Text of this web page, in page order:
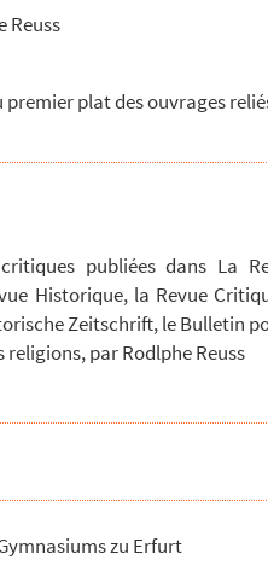
Reuss
plat des ouvrages
publiées dans La
Historique, la Revue
Zeitschrift, le Bulletin
religions, par Rodlphe Reuss
zu Erfurt